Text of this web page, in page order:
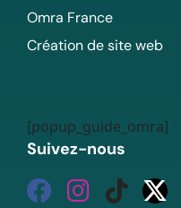
Omra France
Création de site web
[popup_guide_omra]
Suivez-nous